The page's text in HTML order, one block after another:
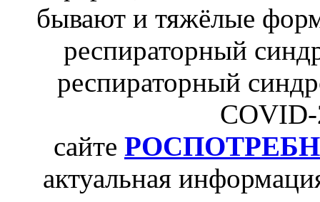
бывают и тяжёлые
респираторный
респираторный
COVID-
сайте
актуальная